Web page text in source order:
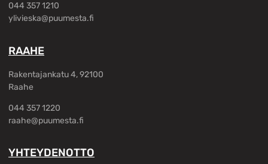
044 357 1210
ylivieska@puumesta.fi
RAAHE
Rakentajankatu 4, 92100
Raahe
044 357 1220
raahe@puumesta.fi
YHTEYDENOTTO